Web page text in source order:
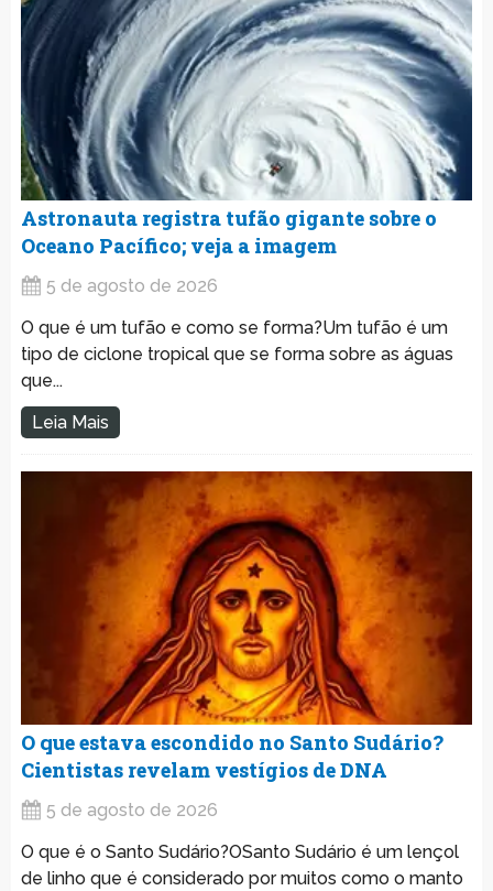
Astronauta registra tufão gigante sobre o
Oceano Pacífico; veja a imagem
5 de agosto de 2026
O que é um tufão e como se forma?Um tufão é um
tipo de ciclone tropical que se forma sobre as águas
que...
Leia Mais
O que estava escondido no Santo Sudário?
Cientistas revelam vestígios de DNA
5 de agosto de 2026
O que é o Santo Sudário?OSanto Sudário é um lençol
de linho que é considerado por muitos como o manto